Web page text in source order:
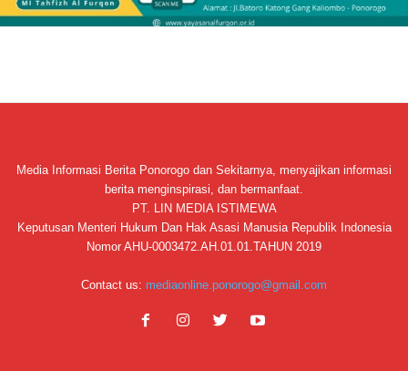
Media Informasi Berita Ponorogo dan Sekitarnya, menyajikan informasi
berita menginspirasi, dan bermanfaat.
PT. LIN MEDIA ISTIMEWA
Keputusan Menteri Hukum Dan Hak Asasi Manusia Republik Indonesia
Nomor AHU-0003472.AH.01.01.TAHUN 2019
Contact us: mediaonline.ponorogo@gmail.com